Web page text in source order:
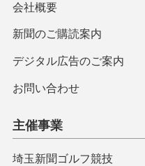
会社概要
新聞のご購読案内
デジタル広告のご案内
お問い合わせ
主催事業
埼玉新聞ゴルフ競技